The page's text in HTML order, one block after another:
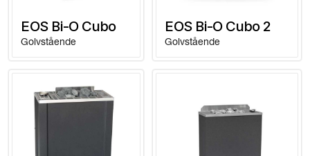
EOS Bi-O Cubo
Golvstående
EOS Bi-O Cubo 2
Golvstående